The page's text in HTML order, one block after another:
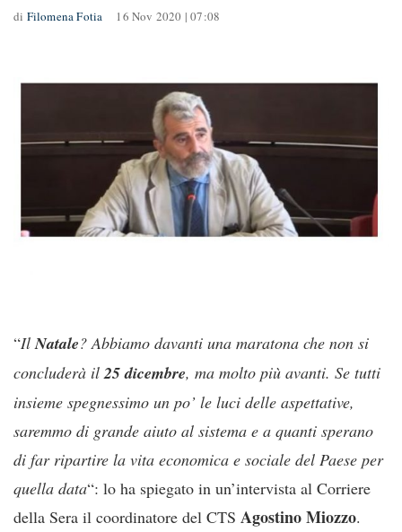
di Filomena Fotia 16 Nov 2020 | 07:08
“IlNatale? Abbiamo davanti una maratona che non si
concluderà il25 dicembre, ma molto più avanti. Se tutti
insieme spegnessimo un po’ le luci delle aspettative,
saremmo di grande aiuto al sistema e a quanti sperano
di far ripartire la vita economica e sociale del Paese per
quella data“: lo ha spiegato in un’intervista al Corriere
della Sera il coordinatore del CTS Agostino Miozzo.